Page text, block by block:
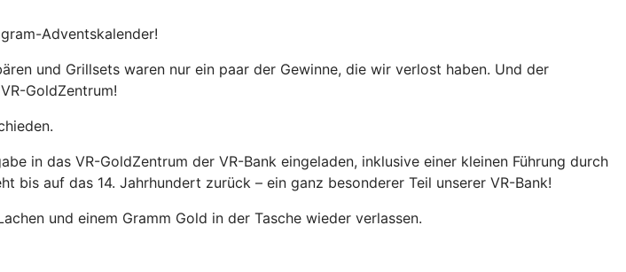
Adventskalender!
und Grillsets waren nur ein paar der Gewinne, die wir verlost haben. Und der
GoldZentrum!
in das VR-GoldZentrum der VR-Bank eingeladen, inklusive einer kleinen Führung durch
bis auf das 14. Jahrhundert zurück – ein ganz besonderer Teil unserer VR-Bank!
und einem Gramm Gold in der Tasche wieder verlassen.